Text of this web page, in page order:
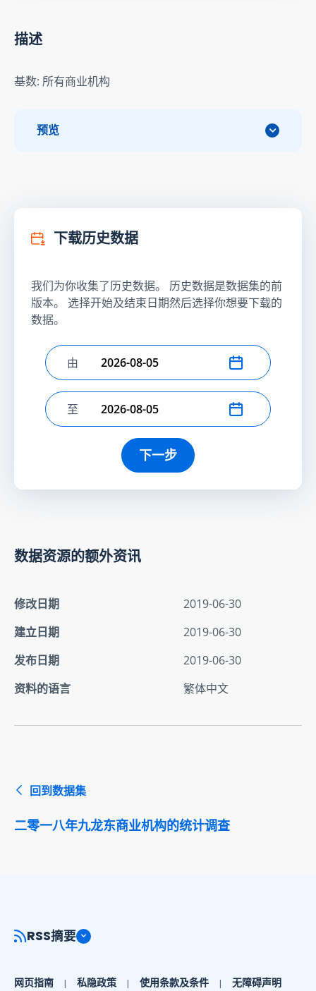
描述
基数: 所有商业机构
预览
下载历史数据
我们为你收集了历史数据。 历史数据是数据集的前
版本。 选择开始及结束日期然后选择你想要下载的
数据。
选择开始日期
由
选择结束日期
至
下一步
数据资源的额外资讯
修改日期
2019-06-30
建立日期
2019-06-30
发布日期
2019-06-30
资料的语言
繁体中文
回到数据集
二零一八年九龙东商业机构的统计调查
RSS摘要
网页指南 私隐政策 使用条款及条件 无障碍声明